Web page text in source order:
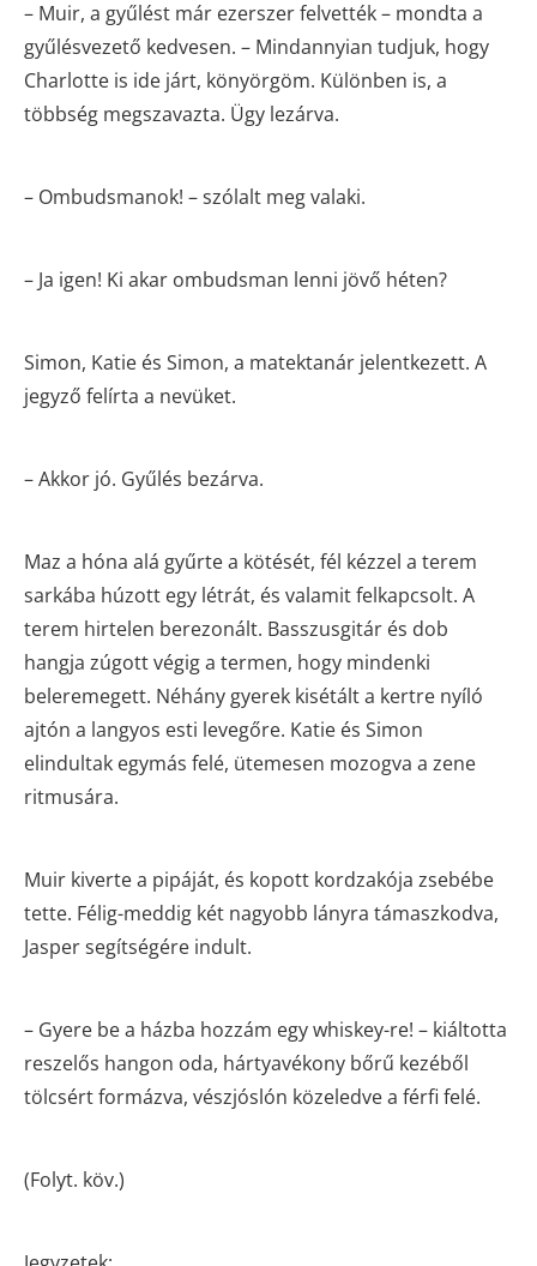
– Muir, a gyűlést már ezerszer felvették – mondta a
gyűlésvezető kedvesen. – Mindannyian tudjuk, hogy
Charlotte is ide járt, könyörgöm. Különben is, a
többség megszavazta. Ügy lezárva.
– Ombudsmanok! – szólalt meg valaki.
– Ja igen! Ki akar ombudsman lenni jövő héten?
Simon, Katie és Simon, a matektanár jelentkezett. A
jegyző felírta a nevüket.
– Akkor jó. Gyűlés bezárva.
Maz a hóna alá gyűrte a kötését, fél kézzel a terem
sarkába húzott egy létrát, és valamit felkapcsolt. A
terem hirtelen berezonált. Basszusgitár és dob
hangja zúgott végig a termen, hogy mindenki
beleremegett. Néhány gyerek kisétált a kertre nyíló
ajtón a langyos esti levegőre. Katie és Simon
elindultak egymás felé, ütemesen mozogva a zene
ritmusára.
Muir kiverte a pipáját, és kopott kordzakója zsebébe
tette. Félig-meddig két nagyobb lányra támaszkodva,
Jasper segítségére indult.
– Gyere be a házba hozzám egy whiskey-re! – kiáltotta
reszelős hangon oda, hártyavékony bőrű kezéből
tölcsért formázva, vészjóslón közeledve a férfi felé.
(Folyt. köv.)